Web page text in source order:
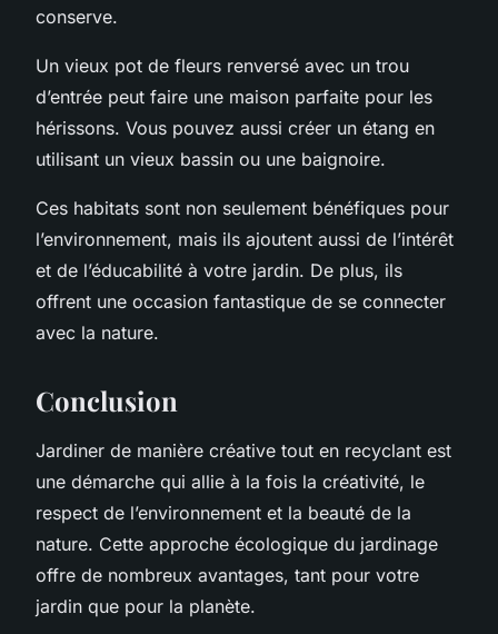
conserve.
Un vieux pot de fleurs renversé avec un trou
d’entrée peut faire une maison parfaite pour les
hérissons. Vous pouvez aussi créer un étang en
utilisant un vieux bassin ou une baignoire.
Ces habitats sont non seulement bénéfiques pour
l’environnement, mais ils ajoutent aussi de l’intérêt
et de l’éducabilité à votre jardin. De plus, ils
offrent une occasion fantastique de se connecter
avec la nature.
Conclusion
Jardiner de manière créative tout en recyclant est
une démarche qui allie à la fois la créativité, le
respect de l’environnement et la beauté de la
nature. Cette approche écologique du jardinage
offre de nombreux avantages, tant pour votre
jardin que pour la planète.